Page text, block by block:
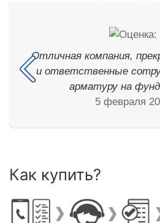
Отличная компания,
и ответственные
арматуру на
5 февраля
Как купить?